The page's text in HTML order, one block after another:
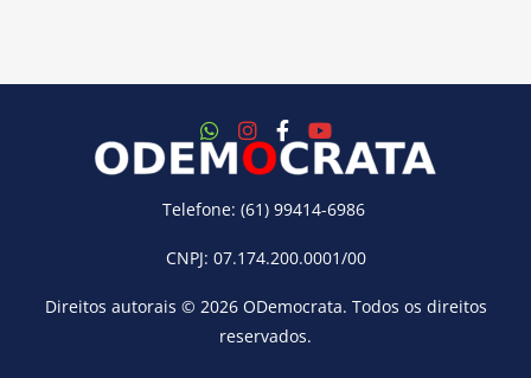
Telefone: (61) 99414-6986
CNPJ: 07.174.200.0001/00
Direitos autorais © 2026 ODemocrata. Todos os direitos
reservados.